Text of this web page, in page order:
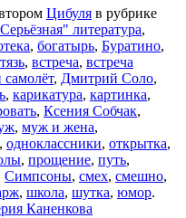
Цибуля в рубрике
литература,
, богатырь, Буратино,
, встреча, встреча
, Дмитрий Соло,
, карикатура, картинка,
, Ксения Собчак,
, муж и жена,
, одноклассники, открытка,
, прощение, путь,
Симпсоны, смех, смешно,
, школа, шутка, юмор.
Каненкова